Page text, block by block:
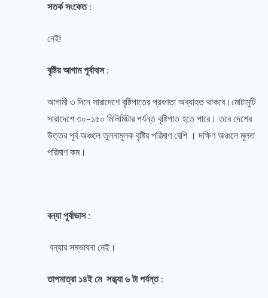
সতর্ক সংকেত :
নেই!
বৃষ্টির আগাম পূর্বাবাস :
আগামী ৩ দিনে সারাদেশে বৃষ্টিপাতের প্রবণতা অব্যাহত থাকবে।মোটামুটি
সারাদেশে ৩০-১৫০ মিলিমিটার পর্যন্ত বৃষ্টিপাত হতে পারে। তবে দেশের
উত্তর পূর্ব অঞ্চলে তুলনামূলক বৃষ্টির পরিমাণ বেশি । দক্ষিণ অঞ্চলে মূলত
পরিমাণ কম।
বন্যা পূর্বাভাস :
বন্যার সম্ভাবনা নেই।
তাপমাত্রা ১৪ই মে সন্ধ্যা ৬ টা পর্যন্ত :